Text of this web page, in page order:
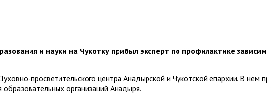
и науки на Чукотку прибыл эксперт по профилактике
просветительского центра Анадырской и Чукотской епархии. В нем
организаций Анадыря.